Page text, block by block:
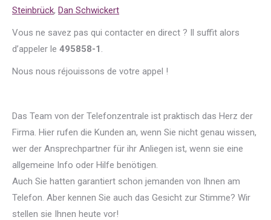
Steinbrück, Dan Schwickert
Vous ne savez pas qui contacter en direct ? Il suffit alors
d’appeler le 495858-1 .
Nous nous réjouissons de votre appel !
Das Team von der Telefonzentrale ist praktisch das Herz der
Firma. Hier rufen die Kunden an, wenn Sie nicht genau wissen,
wer der Ansprechpartner für ihr Anliegen ist, wenn sie eine
allgemeine Info oder Hilfe benötigen.
Auch Sie hatten garantiert schon jemanden von Ihnen am
Telefon. Aber kennen Sie auch das Gesicht zur Stimme? Wir
stellen sie Ihnen heute vor!